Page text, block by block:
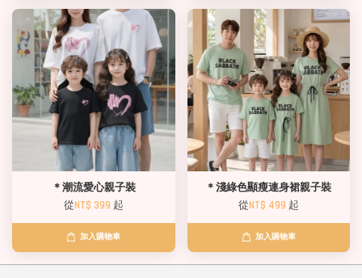
＊潮流愛心親子裝
從NT$ 399 起
加入購物車
＊淺綠色顯瘦連身裙親子裝
從NT$ 499 起
加入購物車